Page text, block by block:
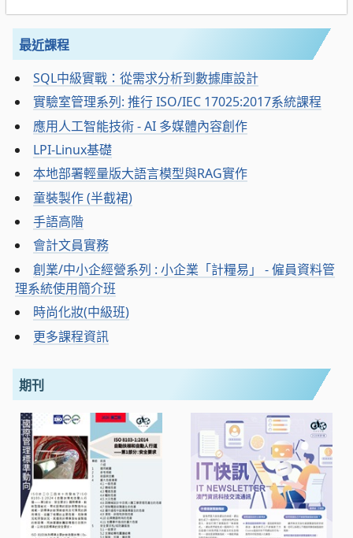
最近課程
SQL中級實戰：從需求分析到數據庫設計
實驗室管理系列: 推行 ISO/IEC 17025:2017系統課程
應用人工智能技術 - AI 多媒體內容創作
LPI-Linux基礎
本地部署輕量版大語言模型與RAG實作
童裝製作 (半截裙)
手語高階
會計文員實務
創業/中小企經營系列 : 小企業「計糧易」 - 僱員資料管
理系統使用簡介班
時尚化妝(中級班)
更多課程資訊
期刊